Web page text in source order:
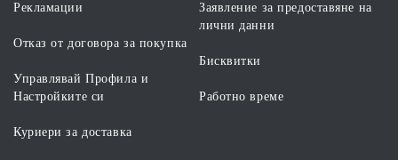
Рекламации
Отказ от договора за покупка
Управлявай Профила и
Настройките си
Заявление за предоставяне на
лични данни
Бисквитки
Работно време
Куриери за доставка